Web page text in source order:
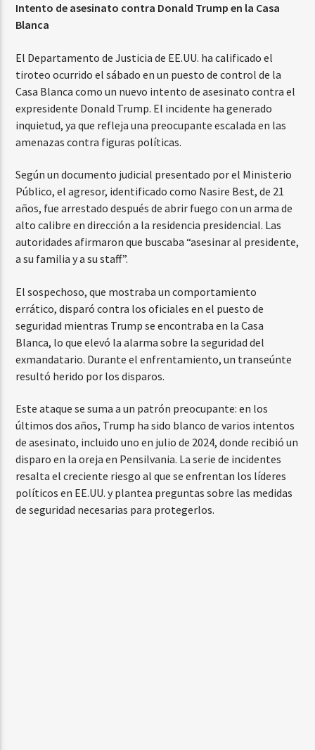
Intento de asesinato contra Donald Trump en la Casa
Blanca
El Departamento de Justicia de EE.UU. ha calificado el
tiroteo ocurrido el sábado en un puesto de control de la
Casa Blanca como un nuevo intento de asesinato contra el
expresidente Donald Trump. El incidente ha generado
inquietud, ya que refleja una preocupante escalada en las
amenazas contra figuras políticas.
Según un documento judicial presentado por el Ministerio
Público, el agresor, identificado como Nasire Best, de 21
años, fue arrestado después de abrir fuego con un arma de
alto calibre en dirección a la residencia presidencial. Las
autoridades afirmaron que buscaba “asesinar al presidente,
a su familia y a su staff”.
El sospechoso, que mostraba un comportamiento
errático, disparó contra los oficiales en el puesto de
seguridad mientras Trump se encontraba en la Casa
Blanca, lo que elevó la alarma sobre la seguridad del
exmandatario. Durante el enfrentamiento, un transeúnte
resultó herido por los disparos.
Este ataque se suma a un patrón preocupante: en los
últimos dos años, Trump ha sido blanco de varios intentos
de asesinato, incluido uno en julio de 2024, donde recibió un
disparo en la oreja en Pensilvania. La serie de incidentes
resalta el creciente riesgo al que se enfrentan los líderes
políticos en EE.UU. y plantea preguntas sobre las medidas
de seguridad necesarias para protegerlos.